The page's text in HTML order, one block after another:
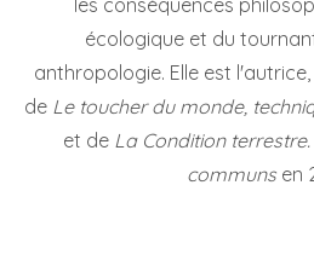
les conséquences
écologique et du
anthropologie. Elle est
de Le toucher du monde,
et de La Condition
communs en